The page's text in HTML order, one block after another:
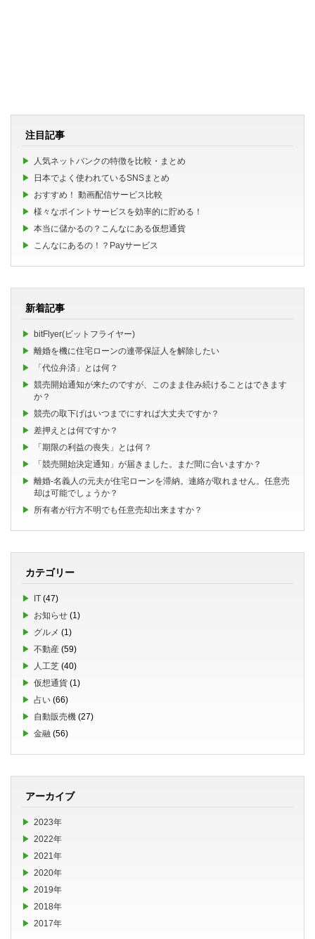
注目記事
人気ネットバンクの特徴を比較・まとめ
日本でよく使われているSNSまとめ
おすすめ！ 動画配信サービス比較
様々なポイントサービスを効率的に貯める！
本当に儲かるの？こんなにある仮想通貨
こんなにあるの！？Payサービス
新着記事
bitFlyer(ビットフライヤー)
離婚を機に住宅ローンの連帯保証人を解除したい
「代位弁済」とは何？
競売開始通知が来たのですが、このまま住み続けることはできます
か？
競売の取下げはいつまでにすれば大丈夫ですか？
差押えとは何ですか？
「期限の利益の喪失」とは何？
「競売開始決定通知」が届きました。まだ間に合いますか？
離婚-名義人の元夫が住宅ローンを滞納。連絡が取れません。任意売
却は可能でしょうか？
所有者が行方不明でも任意売却出来ますか？
カテゴリー
IT (47)
お知らせ (1)
グルメ (1)
不動産 (59)
人工芝 (40)
仮想通貨 (1)
占い (66)
自動販売機 (27)
金融 (56)
アーカイブ
2023年
2022年
2021年
2020年
2019年
2018年
2017年